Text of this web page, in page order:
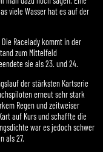
viele Wasser hat es auf der
Racelady kommt in der
zum Mittelfeld
sie als 23. und 24.
der stärksten Kartserie
erneut sehr stark
Regen und zeitweiser
auf Kurs und schaffte die
war es jedoch schwer
als 27.